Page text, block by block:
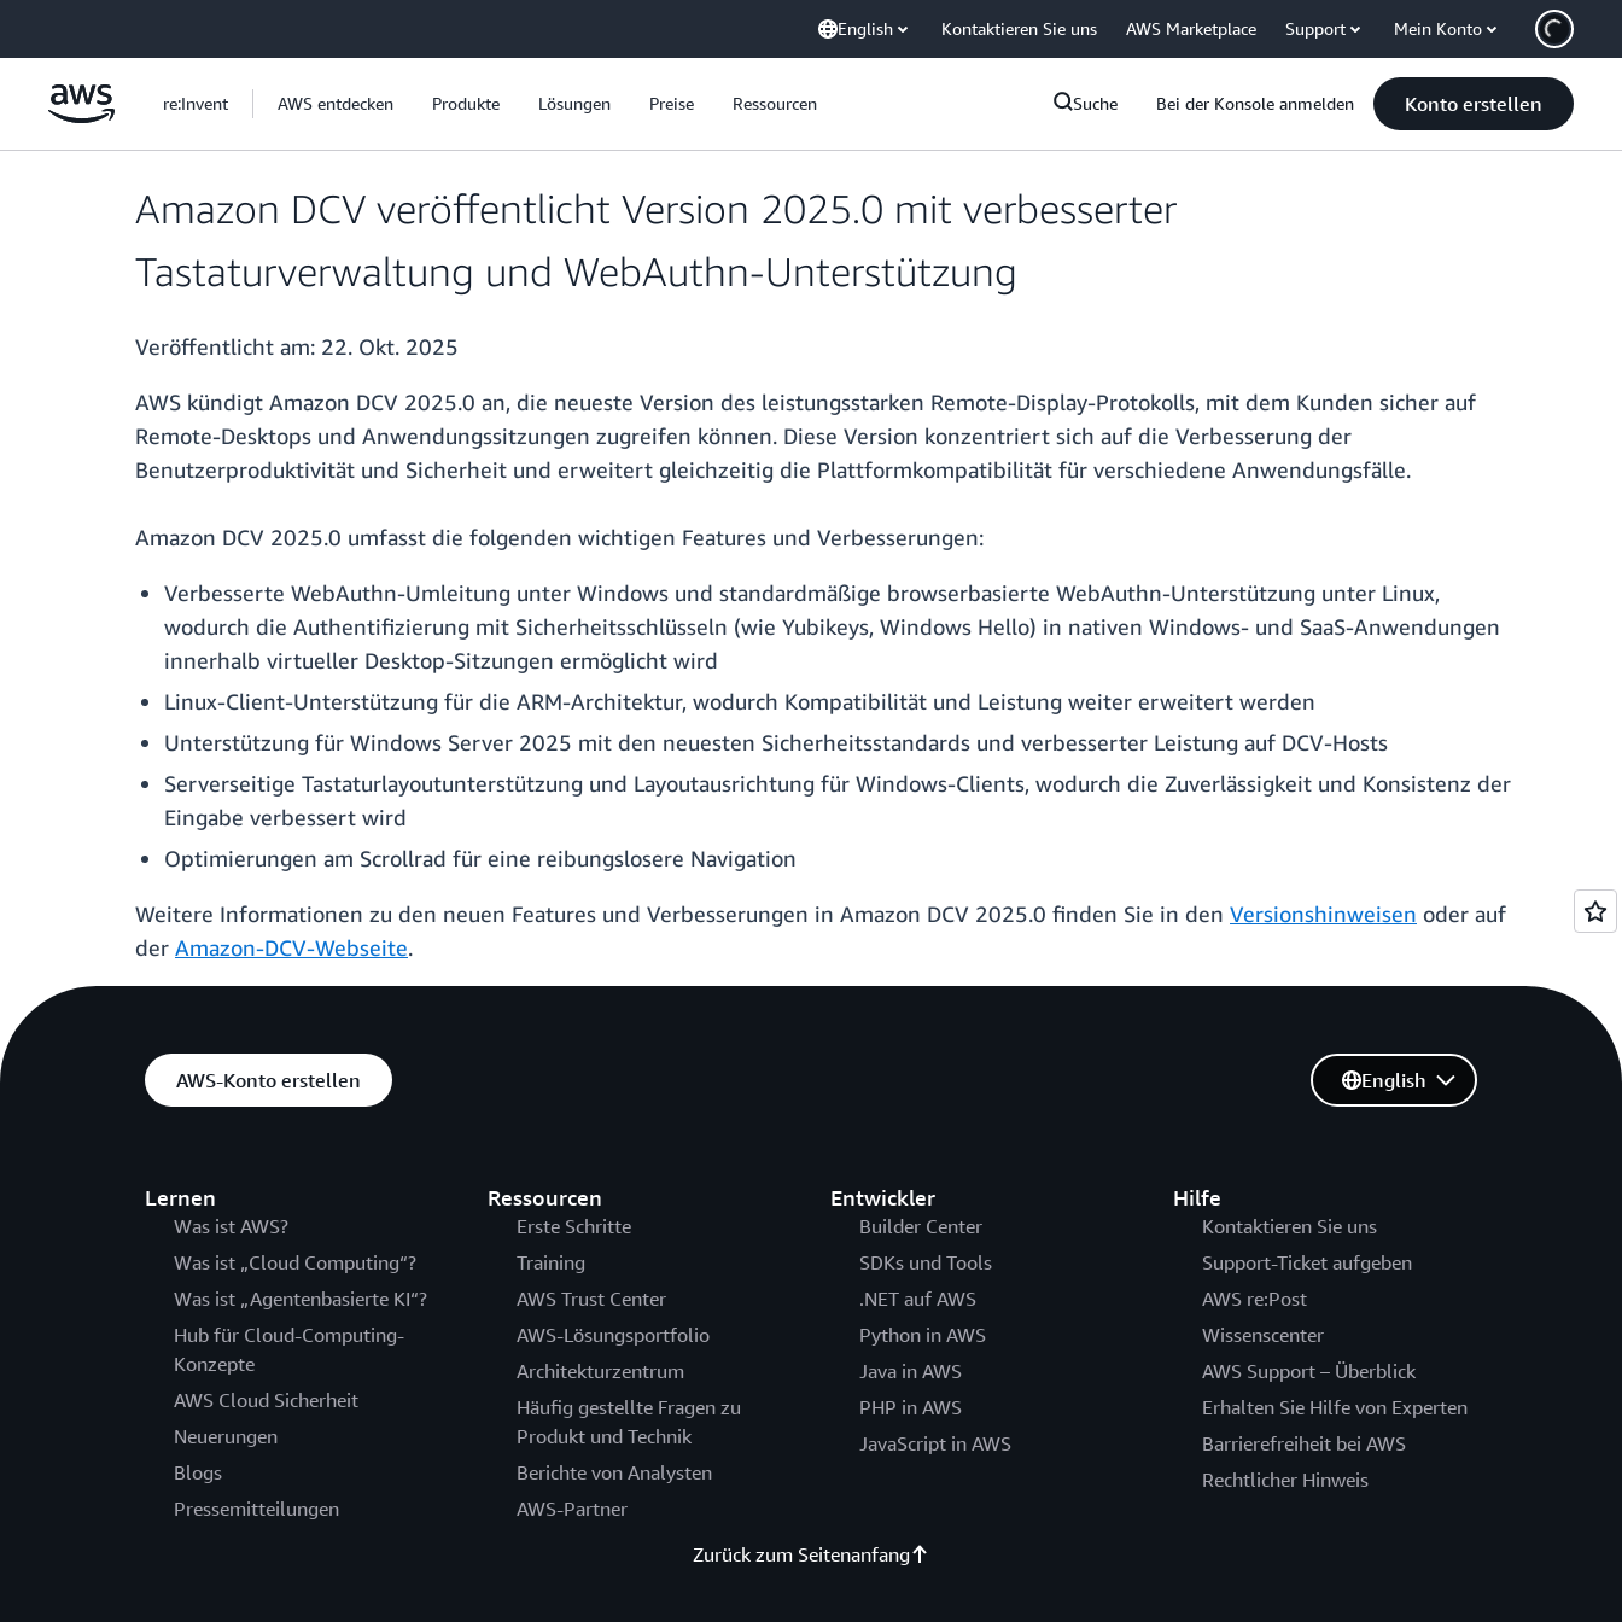
English Kontaktieren Sie uns AWS Marketplace Support Mein Konto
re:Invent AWS entdecken Produkte Lösungen Preise Ressourcen Suche Bei der Konsole anmelden Konto erstellen
Amazon DCV veröffentlicht Version 2025.0 mit verbesserter
Tastaturverwaltung und WebAuthn-Unterstützung
Veröffentlicht am: 22. Okt. 2025
AWS kündigt Amazon DCV 2025.0 an, die neueste Version des leistungsstarken Remote-Display-Protokolls, mit dem Kunden sicher auf
Remote-Desktops und Anwendungssitzungen zugreifen können. Diese Version konzentriert sich auf die Verbesserung der
Benutzerproduktivität und Sicherheit und erweitert gleichzeitig die Plattformkompatibilität für verschiedene Anwendungsfälle.
Amazon DCV 2025.0 umfasst die folgenden wichtigen Features und Verbesserungen:
Verbesserte WebAuthn-Umleitung unter Windows und standardmäßige browserbasierte WebAuthn-Unterstützung unter Linux,
wodurch die Authentifizierung mit Sicherheitsschlüsseln (wie Yubikeys, Windows Hello) in nativen Windows- und SaaS-Anwendungen
innerhalb virtueller Desktop-Sitzungen ermöglicht wird
Linux-Client-Unterstützung für die ARM-Architektur, wodurch Kompatibilität und Leistung weiter erweitert werden
Unterstützung für Windows Server 2025 mit den neuesten Sicherheitsstandards und verbesserter Leistung auf DCV-Hosts
Serverseitige Tastaturlayoutunterstützung und Layoutausrichtung für Windows-Clients, wodurch die Zuverlässigkeit und Konsistenz der
Eingabe verbessert wird
Optimierungen am Scrollrad für eine reibungslosere Navigation
Weitere Informationen zu den neuen Features und Verbesserungen in Amazon DCV 2025.0 finden Sie in den Versionshinweisen oder auf
der Amazon-DCV-Webseite.
AWS-Konto erstellen
Lernen
Was ist AWS?
Was ist „Cloud Computing“?
Was ist „Agentenbasierte KI“?
Hub für Cloud-Computing-
Konzepte
AWS Cloud Sicherheit
Neuerungen
Blogs
Pressemitteilungen
Ressourcen
Erste Schritte
Training
AWS Trust Center
AWS-Lösungsportfolio
Architekturzentrum
Häufig gestellte Fragen zu
Produkt und Technik
Berichte von Analysten
AWS-Partner
Entwickler
Builder Center
SDKs und Tools
.NET auf AWS
Python in AWS
Java in AWS
PHP in AWS
JavaScript in AWS
Hilfe
Kontaktieren Sie uns
Support-Ticket aufgeben
AWS re:Post
Wissenscenter
AWS Support – Überblick
Erhalten Sie Hilfe von Experten
Barrierefreiheit bei AWS
Rechtlicher Hinweis
English
Zurück zum Seitenanfang